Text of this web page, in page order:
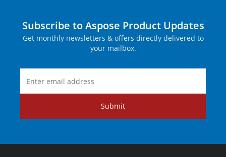
Subscribe to Aspose Product Updates
Get monthly newsletters & offers directly delivered to
your mailbox.
Submit